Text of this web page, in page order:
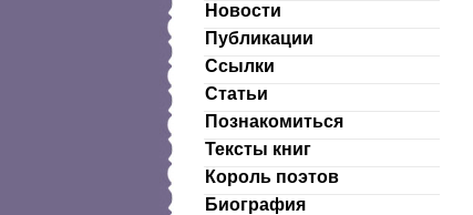
Новости
Публикации
Ссылки
Статьи
Познакомиться
Тексты книг
Король поэтов
Биография